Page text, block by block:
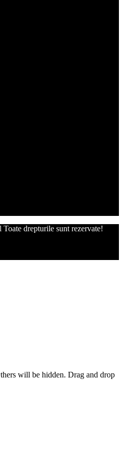
drepturile sunt rezervate!
will be hidden. Drag and drop